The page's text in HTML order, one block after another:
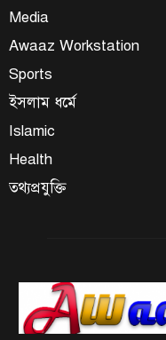
Media
Awaaz Workstation
Sports
ইসলাম ধর্মে
Islamic
Health
তথ্যপ্রযুক্তি